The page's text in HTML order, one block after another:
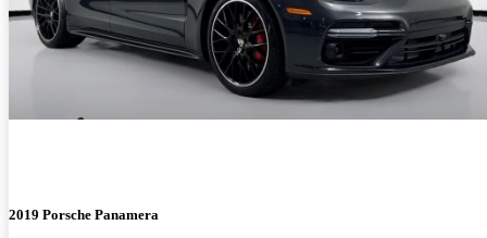
2019 Porsche Panamera